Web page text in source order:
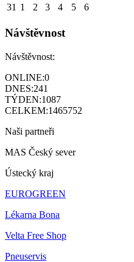
31 1 2 3 4 5 6
Návštěvnost
Návštěvnost:
ONLINE:0
DNES:241
TÝDEN:1087
CELKEM:1465752
Naši partneři
MAS Český sever
Ústecký kraj
EUROGREEN
Lékarna Bona
Velta Free Shop
Pneuservis